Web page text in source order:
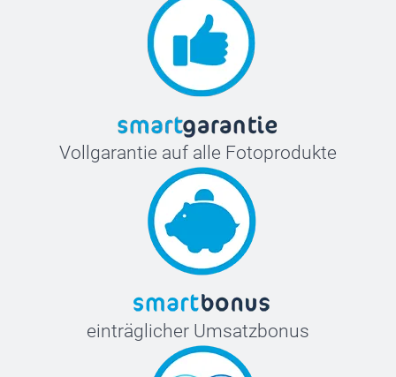
18 cm
71,5 cm
19 cm
L
73 cm
55 cm
76 cm
Vollgarantie auf alle Fotoprodukte
einträglicher Umsatzbonus